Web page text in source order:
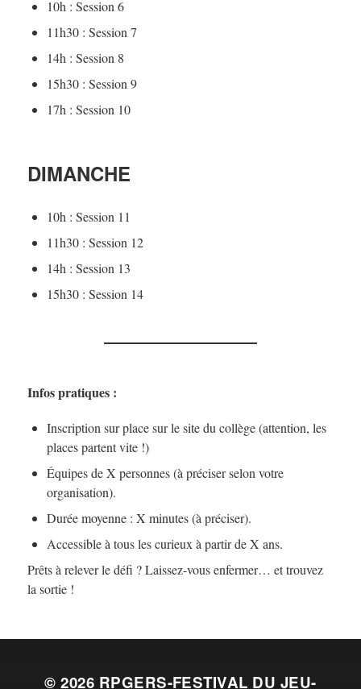
10h : Session 6
11h30 : Session 7
14h : Session 8
15h30 : Session 9
17h : Session 10
DIMANCHE
10h : Session 11
11h30 : Session 12
14h : Session 13
15h30 : Session 14
Infos pratiques :
Inscription sur place sur le site du collège (attention, les
places partent vite !)
Équipes de X personnes (à préciser selon votre
organisation).
Durée moyenne : X minutes (à préciser).
Accessible à tous les curieux à partir de X ans.
Prêts à relever le défi ? Laissez-vous enfermer… et trouvez
la sortie !
© 2026 RPGERS-FESTIVAL DU JEU-